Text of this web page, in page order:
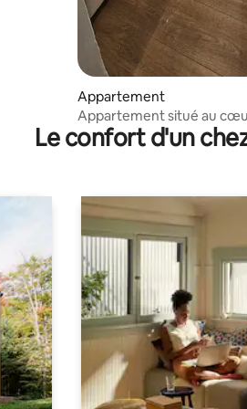
Appartement
Appartement situé au
Le confort d'un